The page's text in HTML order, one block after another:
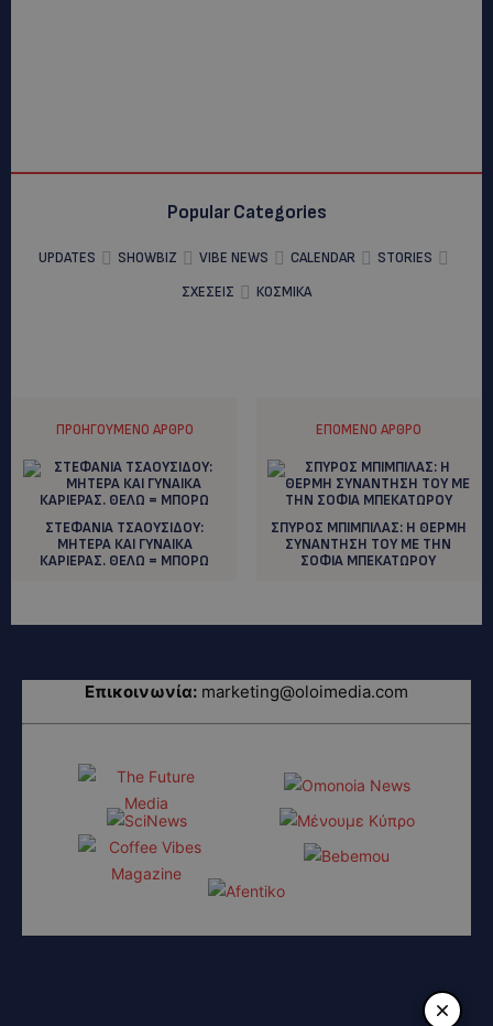
Popular Categories
UPDATES SHOWBIZ VIBE NEWS CALENDAR
STORIES
ΣΧΕΣΕΙΣ
ΚΟΣΜΙΚΑ
ΠΡΟΗΓΟΎΜΕΝΟ ΆΡΘΡΟ
ΣΤΕΦΑΝΙΑ ΤΣΑΟΥΣΙΔΟΥ:
ΜΗΤΕΡΑ ΚΑΙ ΓΥΝΑΙΚΑ
ΚΑΡΙΕΡΑΣ. ΘΕΛΩ = ΜΠΟΡΩ
ΕΠΌΜΕΝΟ ΆΡΘΡΟ
ΣΠΥΡΟΣ ΜΠΙΜΠΙΛΑΣ: H ΘΕΡΜΗ
ΣΥΝΑΝΤΗΣΗ ΤΟΥ ΜΕ ΤΗΝ
ΣΟΦΙΑ ΜΠΕΚΑΤΩΡΟΥ
Επικοινωνία: marketing@oloimedia.com